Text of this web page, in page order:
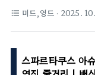
Netflix 중심 배급 및
수 3, 총 에피소드 22
내용시즌 1 대략적인..
렬한 총격전이나 전투
아픈 감정선에 초점을
을 제시합니다.부트캠프
코프 화이트의 회고
format_list_bulleted 미드,영드 · 2025.
스파르타쿠스 아